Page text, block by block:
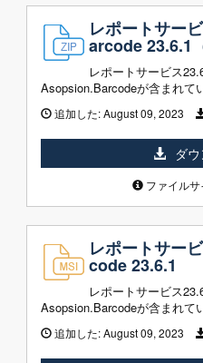
レポートサー
arcode 23.6.1
レポートサービス
Asopsion.Barcodeが含まれて
追加した:August 09, 2023
ダ
ファイル
レポートサー
code 23.6.1
レポートサービス
Asopsion.Barcodeが含まれて
追加した:August 09, 2023